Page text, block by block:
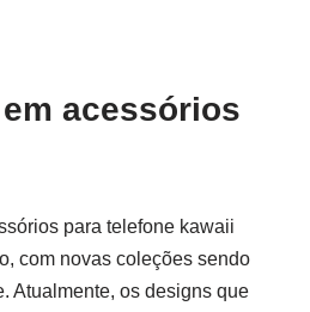
acessórios
para telefone kawaii
com novas coleções sendo
Atualmente, os designs que